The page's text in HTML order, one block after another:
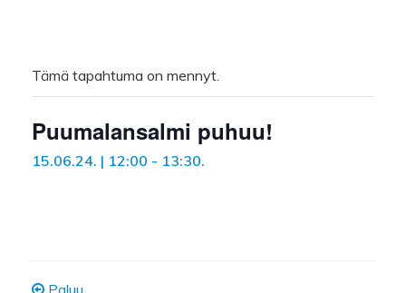
Tämä tapahtuma on mennyt.
Puumalansalmi puhuu!
15.06.24. | 12:00 - 13:30.
Paluu